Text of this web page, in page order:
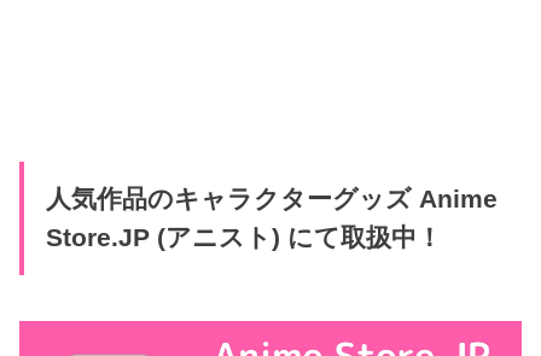
人気作品のキャラクターグッズ Anime
Store.JP (アニスト) にて取扱中！